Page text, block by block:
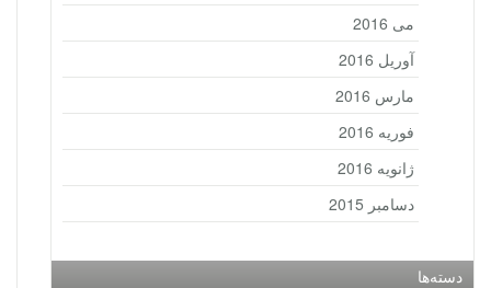
می 2016
آوریل 2016
مارس 2016
فوریه 2016
ژانویه 2016
دسامبر 2015
دسته‌ها